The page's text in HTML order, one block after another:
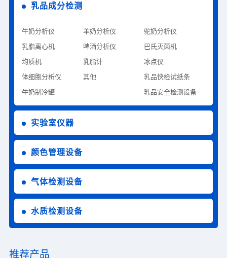
乳品成分检测
牛奶分析仪 羊奶分析仪
驼奶分析仪
乳脂离心机
啤酒分析仪
巴氏灭菌机
均质机
乳脂计
冰点仪
体细胞分析仪
其他
乳品快检试纸条
牛奶制冷罐
乳品安全检测设备
实验室仪器
颜色管理设备
气体检测设备
水质检测设备
推荐产品